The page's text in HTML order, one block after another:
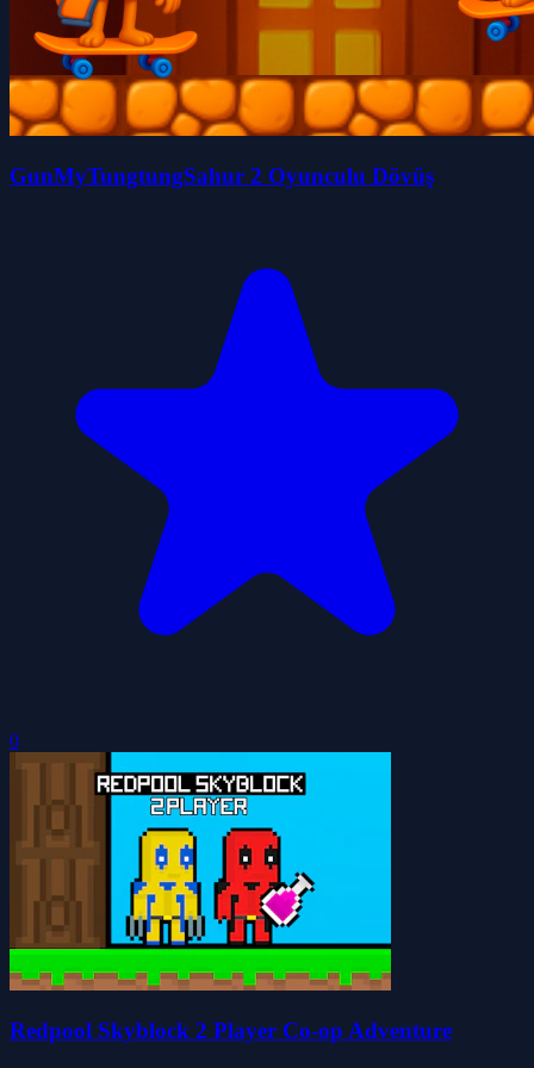
GunMyTungtungSahur 2 Oyunculu Dövüş
0
Redpool Skyblock 2 Player Co-op Adventure